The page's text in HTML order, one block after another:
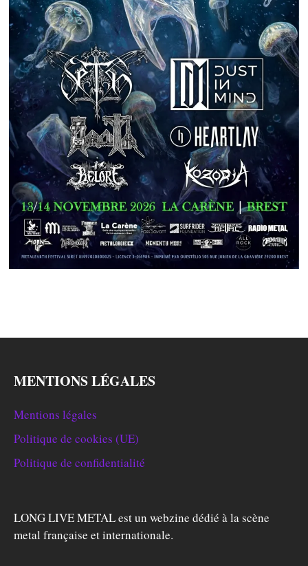
MENTIONS LÉGALES
Mentions légales
Politique de cookies (UE)
Politique de confidentialité
LONG LIVE METAL est un webzine dédié à la scène
metal française et internationale.